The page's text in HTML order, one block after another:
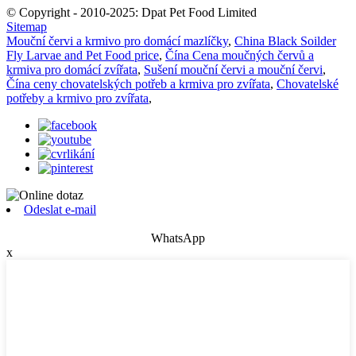
© Copyright - 2010-2025: Dpat Pet Food Limited
Sitemap
Mouční červi a krmivo pro domácí mazlíčky, China Black Soilder
Fly Larvae and Pet Food price, Čína Cena moučných červů a
krmiva pro domácí zvířata, Sušení mouční červi a mouční červi,
Čína ceny chovatelských potřeb a krmiva pro zvířata, Chovatelské
potřeby a krmivo pro zvířata,
Odeslat e-mail
WhatsApp
x